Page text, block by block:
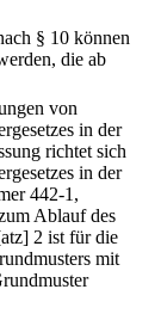
§ 10 können
die ab
von
in der
richtet sich
in der
442-1,
Ablauf des
2 ist für die
mit